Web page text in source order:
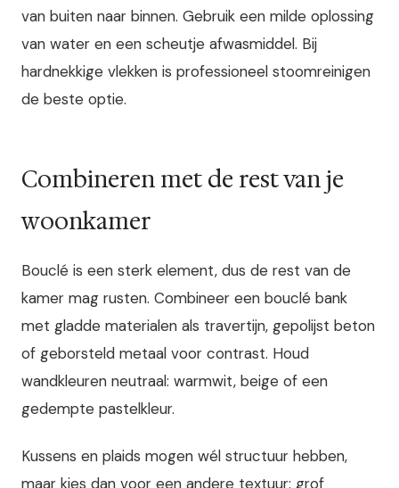
van buiten naar binnen. Gebruik een milde oplossing
van water en een scheutje afwasmiddel. Bij
hardnekkige vlekken is professioneel stoomreinigen
de beste optie.
Combineren met de rest van je
woonkamer
Bouclé is een sterk element, dus de rest van de
kamer mag rusten. Combineer een bouclé bank
met gladde materialen als travertijn, gepolijst beton
of geborsteld metaal voor contrast. Houd
wandkleuren neutraal: warmwit, beige of een
gedempte pastelkleur.
Kussens en plaids mogen wél structuur hebben,
maar kies dan voor een andere textuur: grof